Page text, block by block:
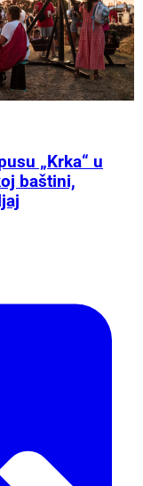
„Krka“ u
baštini,